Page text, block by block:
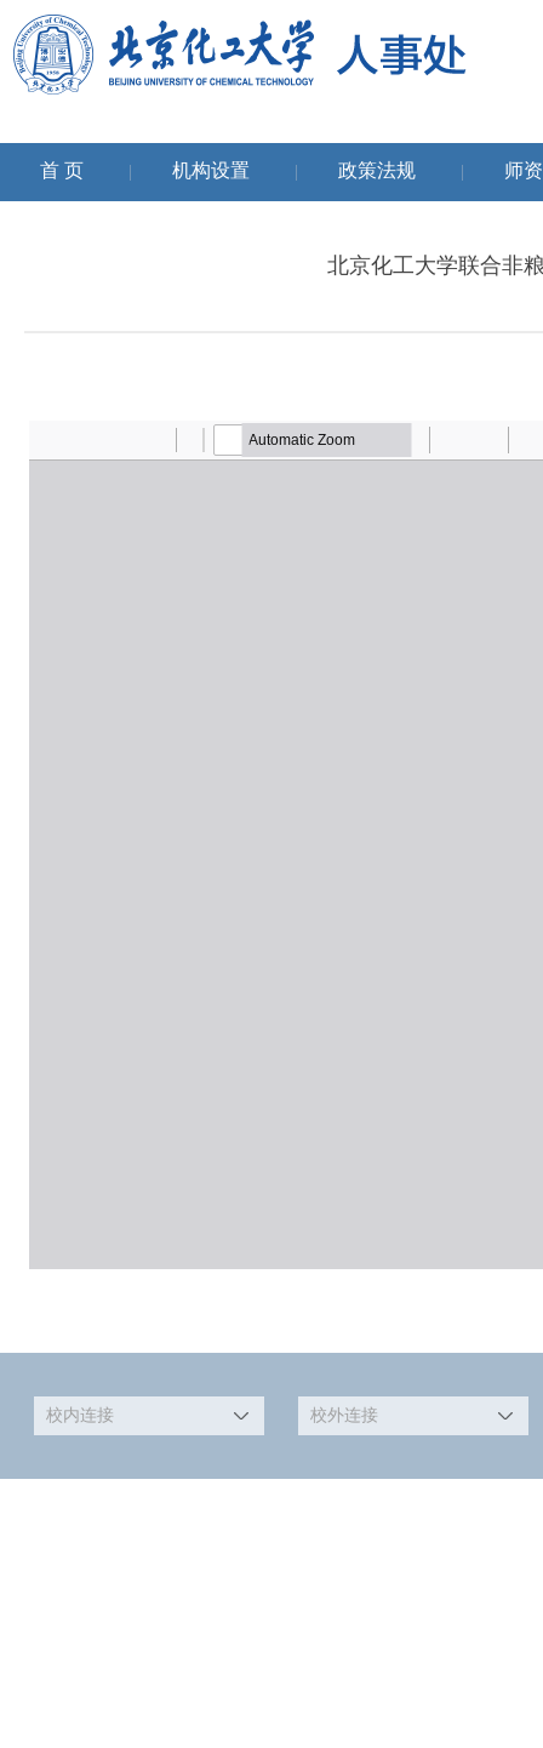
首 页 机构设置 政策法规 师
北京化工大学联合非
校内连接 校外连接